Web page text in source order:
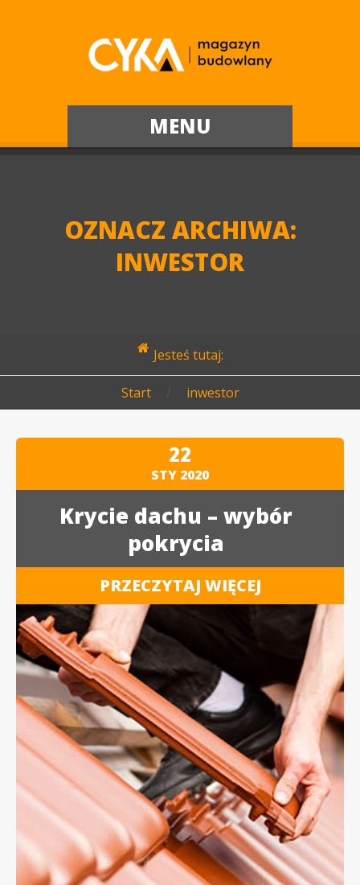
MENU
OZNACZ ARCHIWA:
INWESTOR
Jesteś tutaj:
Start inwestor
22
STY 2020
Krycie dachu – wybór
pokrycia
PRZECZYTAJ WIĘCEJ